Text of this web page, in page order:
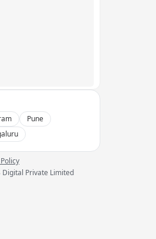
Pune
Digital Private Limited